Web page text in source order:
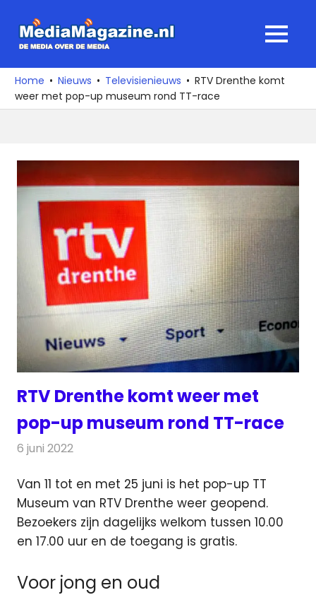
naar
media
over
de
MENU
Home Nieuws Televisienieuws
RTV Drenthe komt
weer met pop-up museum rond TT-race
RTV Drenthe komt weer met
pop-up museum rond TT-race
6 juni 2022
Van 11 tot en met 25 juni is het pop-up TT
Museum van RTV Drenthe weer geopend.
Bezoekers zijn dagelijks welkom tussen 10.00
en 17.00 uur en de toegang is gratis.
Voor jong en oud